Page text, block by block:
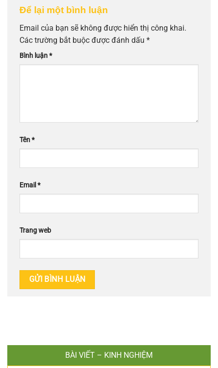
Để lại một bình luận
Email của bạn sẽ không được hiển thị công khai.
Các trường bắt buộc được đánh dấu *
Bình luận*
Tên*
Email *
Trang web
BÀI VIẾT – KINH NGHIỆM